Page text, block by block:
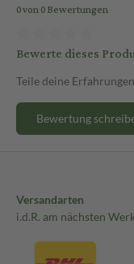
0 von 0 Bewertungen
Bewerte dieses
Teile deine
Bewertung
Versandarten
i.d.R. am nächsten